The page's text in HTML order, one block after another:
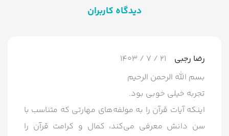
دیدگاه کاربران
رضا رجبی
21 / 7 / 1403
بسم الله الرحمن الرحیم
تجربه خیلی خوبی بود.
اینکه آیات قرآن را به مولفه‌های مهارتی که متناسب با
سن دانش معرفی می‌کند، کمال و کرامت قرآن را